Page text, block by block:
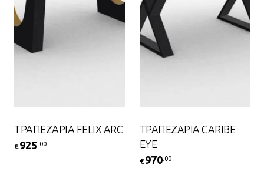
ΤΡΑΠΕΖΑΡΙΑ FELIX ARC
€ 925 .00
ΤΡΑΠΕΖΑΡΙΑ CARIBE
EYE
€ 970 .00